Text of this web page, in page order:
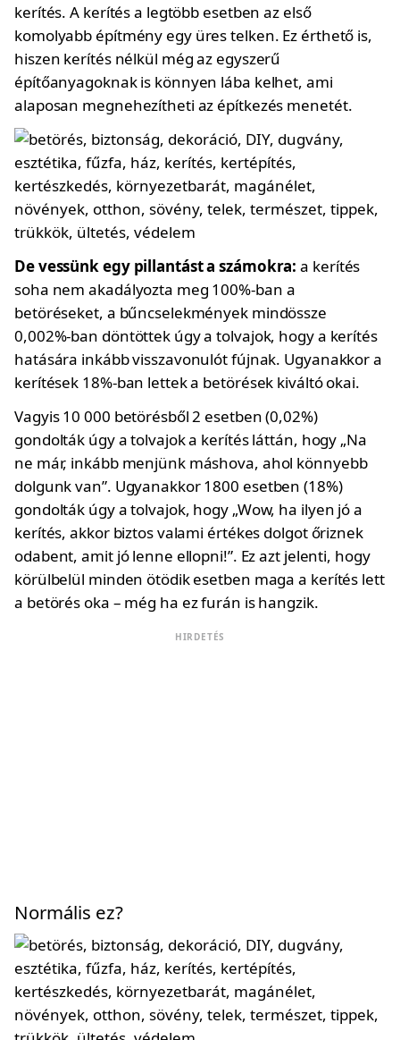
kerítés. A kerítés a legtöbb esetben az első
komolyabb építmény egy üres telken. Ez érthető is,
hiszen kerítés nélkül még az egyszerű
építőanyagoknak is könnyen lába kelhet, ami
alaposan megnehezítheti az építkezés menetét.
De vessünk egy pillantást a számokra: a kerítés
soha nem akadályozta meg 100%-ban a
betöréseket, a bűncselekmények mindössze
0,002%-ban döntöttek úgy a tolvajok, hogy a kerítés
hatására inkább visszavonulót fújnak. Ugyanakkor a
kerítések 18%-ban lettek a betörések kiváltó okai.
Vagyis 10 000 betörésből 2 esetben (0,02%)
gondolták úgy a tolvajok a kerítés láttán, hogy „Na
ne már, inkább menjünk máshova, ahol könnyebb
dolgunk van”. Ugyanakkor 1800 esetben (18%)
gondolták úgy a tolvajok, hogy „Wow, ha ilyen jó a
kerítés, akkor biztos valami értékes dolgot őriznek
odabent, amit jó lenne ellopni!”. Ez azt jelenti, hogy
körülbelül minden ötödik esetben maga a kerítés lett
a betörés oka – még ha ez furán is hangzik.
HIRDETÉS
Normális ez?